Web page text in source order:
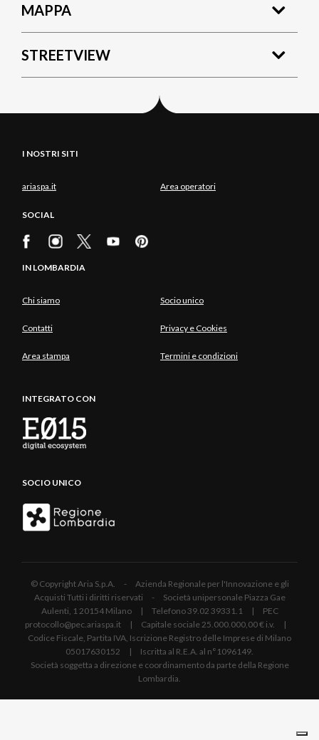
MAPPA
STREETVIEW
I NOSTRI SITI
ariaspa.it Area operatori
SOCIAL
IN LOMBARDIA
Chi siamo Socio unico
Contatti Privacy e Cookies
Area stampa Termini e condizioni
INTEGRATO CON
SOCIO UNICO
© Copyright Aria S.p.A. - Azienda Regionale per l'Innovazione e gli
Acquisti Tutti i diritti riservati - Società unipersonale Piazza Gae
Aulenti, 1 20154 Milano | Telefono 39.02 39331.1 | PEC
protocollo@pec.ariaspa.it | Capitale sociale 25.000.000,00 € i.v. |
Codice Fiscale, Partita IVA, Iscrizione Registro delle Imprese di Milano
05017630152 | Iscritta al R.E.A. al n°1096149.
Società soggetta a direzione e coordinamento da parte della Regione
Lombardia.